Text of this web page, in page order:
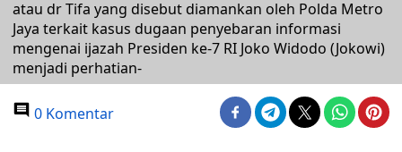
atau dr Tifa yang disebut diamankan oleh Polda Metro
Jaya terkait kasus dugaan penyebaran informasi
mengenai ijazah Presiden ke-7 RI Joko Widodo (Jokowi)
menjadi perhatian-
0 Komentar